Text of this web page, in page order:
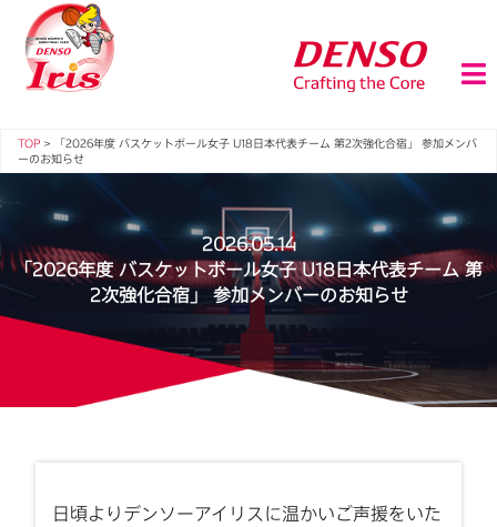
TOP >
「2026年度 バスケットボール女子 U18日本代表チーム 第2次強化合宿」 参加メンバ
ーのお知らせ
2026.05.14
「2026年度 バスケットボール女子 U18日本代表チーム 第
2次強化合宿」 参加メンバーのお知らせ
日頃よりデンソーアイリスに温かいご声援をいた